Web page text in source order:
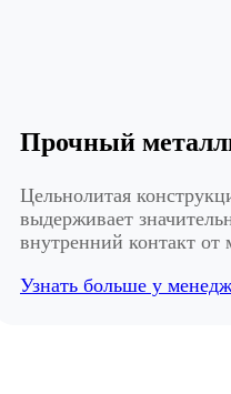
Прочный
Цельнолитая
выдерживает
внутренний контакт
Узнать больше у